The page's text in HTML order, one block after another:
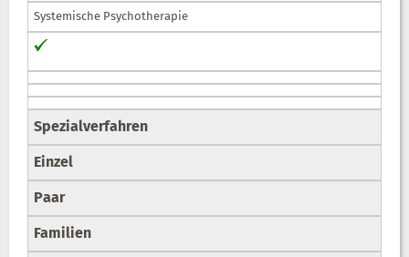
Systemische Psychotherapie
Spezialverfahren
Einzel
Paar
Familien